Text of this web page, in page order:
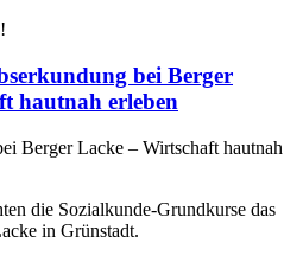
bei Berger
hautnah erleben
die Sozialkunde-Grundkurse das
in Grünstadt.